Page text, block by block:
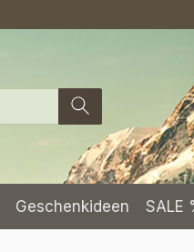
Geschenkideen SALE